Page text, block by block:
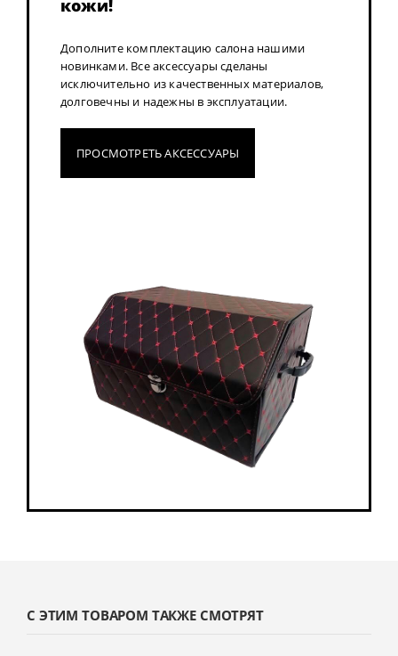
кожи!
Дополните комплектацию салона нашими
новинками. Все аксессуары сделаны
исключительно из качественных материалов,
долговечны и надежны в эксплуатации.
ПРОСМОТРЕТЬ АКСЕССУАРЫ
С ЭТИМ ТОВАРОМ ТАКЖЕ СМОТРЯТ